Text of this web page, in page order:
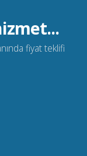
fiyat teklifi